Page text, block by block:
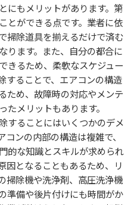
にもメリットがあります。第
とができる点です。業者に依
掃除道具を揃えるだけで済む
ります。また、自分の都合に
きるため、柔軟なスケジュー
することで、エアコンの構造
ため、故障時の対応やメンテ
メリットもあります。
することにはいくつかのデメ
ンの内部の構造は複雑で、
的な知識とスキルが求められ
因となることもあるため、リ
掃除機や洗浄剤、高圧洗浄機
準備や後片付けにも時間がか